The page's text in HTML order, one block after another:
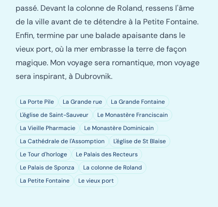
passé. Devant la colonne de Roland, ressens l'âme
de la ville avant de te détendre à la Petite Fontaine.
Enfin, termine par une balade apaisante dans le
vieux port, où la mer embrasse la terre de façon
magique. Mon voyage sera romantique, mon voyage
sera inspirant, à Dubrovnik.
La Porte Pile La Grande rue
La Grande Fontaine
L'église de Saint-Sauveur
Le Monastère Franciscain
La Vieille Pharmacie
Le Monastère Dominicain
La Cathédrale de l'Assomption
L'église de St Blaise
Le Tour d'horloge
Le Palais des Recteurs
Le Palais de Sponza
La colonne de Roland
La Petite Fontaine
Le vieux port